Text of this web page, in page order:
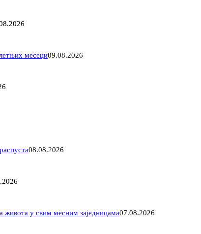
месеци09.08.2026
08.08.2026
живота у свим месним заједницама07.08.2026